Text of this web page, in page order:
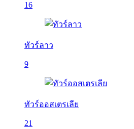
16
ทัวร์ลาว
9
ทัวร์ออสเตรเลีย
21